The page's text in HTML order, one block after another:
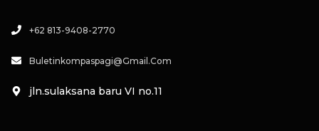
+62 813-9408-2770
Buletinkompaspagi@gmail.com
jln.sulaksana baru VI no.11